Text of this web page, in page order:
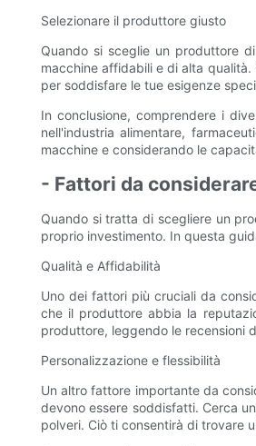
Selezionare il produttore giusto
Quando si sceglie un produttore
macchine affidabili e di alta
per soddisfare le tue esigenze
In conclusione, comprendere i
nell'industria alimentare,
macchine e considerando le
- Fattori da
Quando si tratta di scegliere un
proprio investimento. In questa
Qualità e Affidabilità
Uno dei fattori più cruciali da
che il produttore abbia la
produttore, leggendo le recensioni
Personalizzazione e flessibilità
Un altro fattore importante da
devono essere soddisfatti. Cerca
polveri. Ciò ti consentirà di trovare